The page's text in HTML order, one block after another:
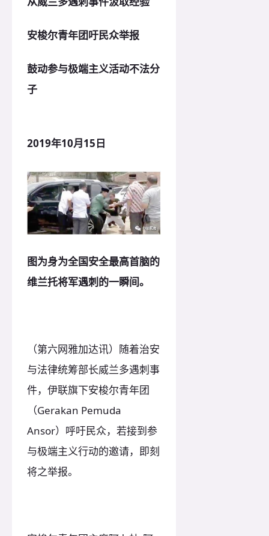
安梭尔青年团吁民众举报
鼓动参与极端主义活动不法分
子
2019年10月15日
图为身为全国安全最高首脑的
维兰托将军遇刺的一瞬间。
（第六网雅加达讯）随着治安
与法律统筹部长威兰多遇刺事
件，伊联旗下安梭尔青年团
（Gerakan Pemuda
Ansor）呼吁民众，若接到参
与极端主义行动的邀请，即刻
将之举报。